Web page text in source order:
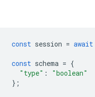
const session =
const schema
"type": "boolean"